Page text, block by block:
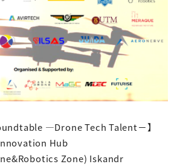
―Drone Tech Talent－】
Hub
Zone) Iskandr